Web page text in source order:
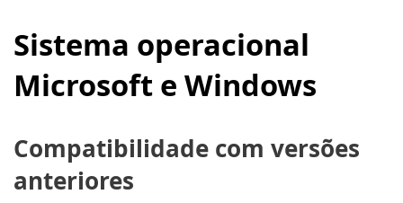
Sistema operacional
Microsoft e Windows
Compatibilidade com versões
anteriores